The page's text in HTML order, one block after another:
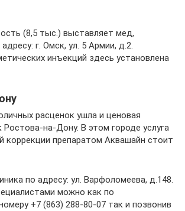
(8,5 тыс.) выставляет мед,
г. Омск, ул. 5 Армии, д.2.
инъекций здесь установлена
расценок ушла и ценовая
Ростова-на-Дону. В этом городе услуга
коррекции препаратом Аквашайн стоит
по адресу: ул. Варфоломеева, д.148.
можно как по
+7 (863) 288-80-07 так и позвонив